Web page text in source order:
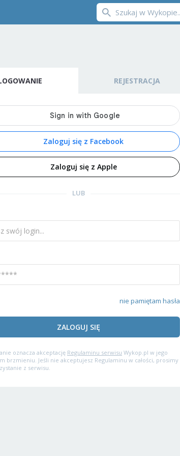
REJESTRACJA
Zaloguj się z Facebook
Zaloguj się z Apple
LUB
nie pamiętam hasła
ZALOGUJ SIĘ
oznacza akceptację Regulaminu serwisu Wykop.pl w jego
brzmieniu. Jeśli nie akceptujesz Regulaminu w całości, prosimy
z serwisu.